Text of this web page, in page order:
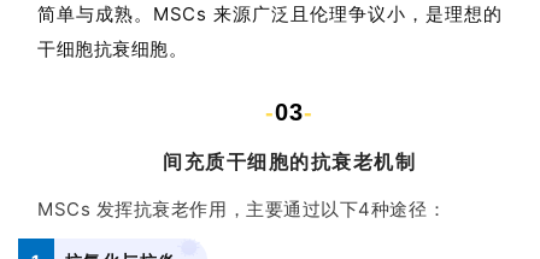
简单与成熟。MSCs 来源广泛且伦理争议小，是理想的
干细胞抗衰细胞。
-03-
间充质干细胞的抗衰老机制
MSCs 发挥抗衰老作用，主要通过以下4种途径：